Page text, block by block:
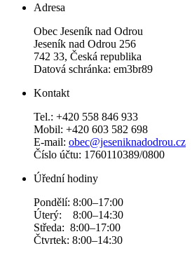
Adresa
Obec Jeseník nad Odrou
Jeseník nad Odrou 256
742 33, Česká republika
Datová schránka: em3br89
Kontakt
Tel.: +420 558 846 933
Mobil: +420 603 582 698
E-mail: obec@jeseniknadodrou.cz
Číslo účtu: 1760110389/0800
Úřední hodiny
Pondělí: 8:00–17:00
Úterý: 8:00–14:30
Středa: 8:00–17:00
Čtvrtek: 8:00–14:30